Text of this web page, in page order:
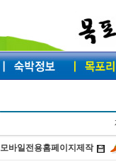
모바일전용홈페이지제작